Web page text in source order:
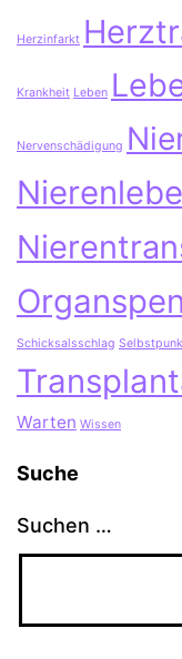
Herzinfarkt
Krankheit Leben
Nervenschädigung
Schicksalsschlag
Warten Wissen
Suche
Suchen …